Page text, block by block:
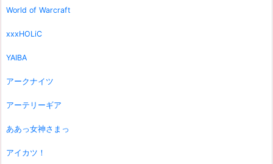
World of Warcraft
xxxHOLiC
YAIBA
アークナイツ
アーテリーギア
ああっ女神さまっ
アイカツ！